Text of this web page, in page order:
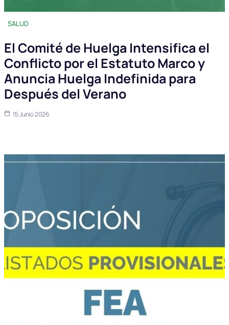
SALUD
El Comité de Huelga Intensifica el
Conflicto por el Estatuto Marco y
Anuncia Huelga Indefinida para
Después del Verano
15 Junio 2026